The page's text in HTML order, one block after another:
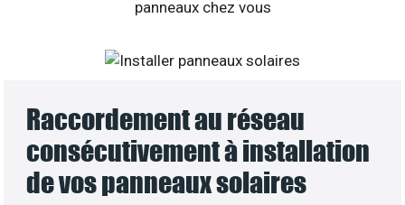
Raccordement au réseau
consécutivement à installation
de vos panneaux solaires